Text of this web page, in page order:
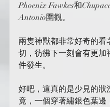
Phoenix Fawkes和
Antonio圍觀。
兩隻神獸都非常好奇的看
切，彷彿下一刻會有更加
件發生。
好吧，這真的是少見的狀
竟，一個穿著繡銀色葉邊